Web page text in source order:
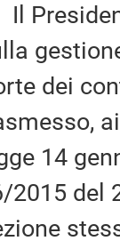
dei
14
2015 del